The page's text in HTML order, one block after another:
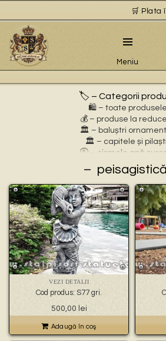
🛒 Plata
Meniu
🏷️ – Categorii
🛍️ – toate
💰 – produse la
🏛 – baluștri
🏛 – capitele și
🚰 – cișmele apă
⛲ – fântâni
🎀 – idei de cadouri
🪴 – jardiniere cu
🌸 – jardiniere pentru
🏗 – socluri și
🦌 – statuete animale
🐕 – statuete animale
🧘 – statuete
🧺 – statuete cu
🐉 – statuete
👼 – statuete religioase și
🦜 – statuete păsări
💧 – statuete pentru
🍄 – statuete pitici și
🏺 – vaze pentru
peisagistică
VEZI DETALII
Cod produs: S77 gri.
500,00 lei
Adaugă în coş